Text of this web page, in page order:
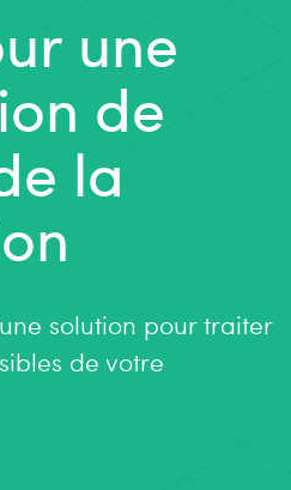
une
de
la
solution pour traiter
de votre